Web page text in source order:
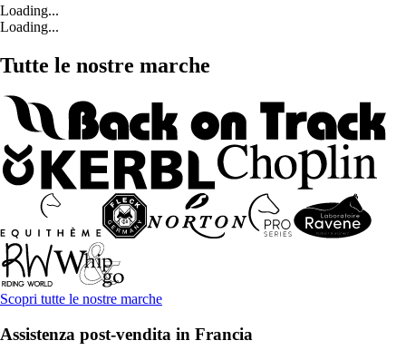
Loading...
Loading...
Tutte le nostre marche
Scopri tutte le nostre marche
Assistenza post-vendita in Francia